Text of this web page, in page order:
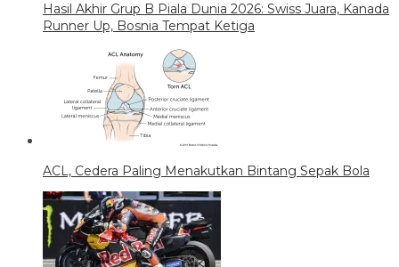
Hasil Akhir Grup B Piala Dunia 2026: Swiss Juara, Kanada
Runner Up, Bosnia Tempat Ketiga
ACL, Cedera Paling Menakutkan Bintang Sepak Bola